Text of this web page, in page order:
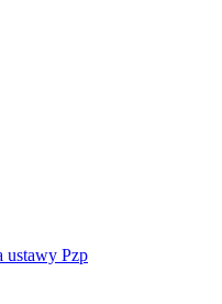
ustawy Pzp